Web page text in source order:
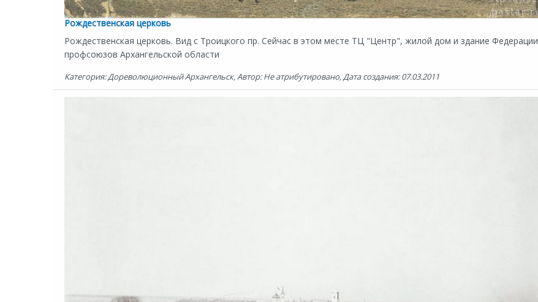
Рождественская церковь
Рождественская церковь. Вид с Троицкого пр. Сейчас в этом месте ТЦ "Центр", жилой дом и здание Федерации
профсоюзов Архангельской области
Категория: Дореволюционный Архангельск, Автор: Не атрибутировано, Дата создания: 07.03.2011